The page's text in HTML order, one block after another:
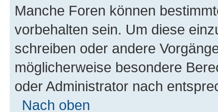
Manche Foren können
vorbehalten sein. Um diese
schreiben oder andere
möglicherweise besondere
oder Administrator nach
Nach oben